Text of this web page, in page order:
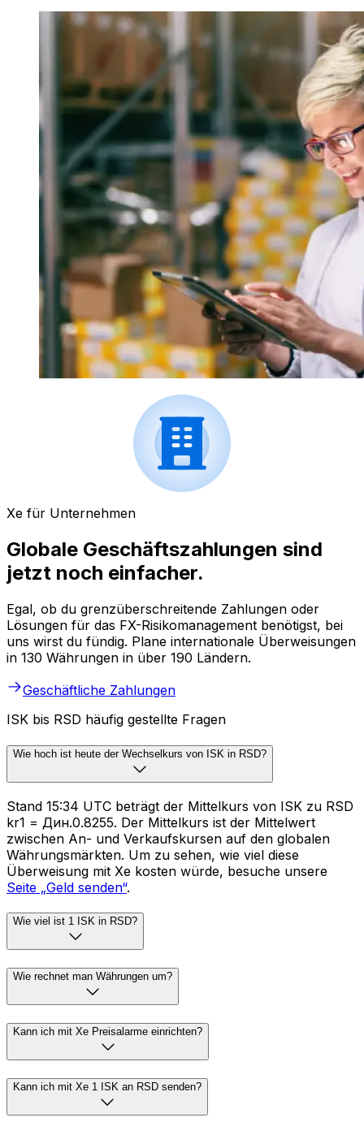
Xe für Unternehmen
Globale Geschäftszahlungen sind
jetzt noch einfacher.
Egal, ob du grenzüberschreitende Zahlungen oder
Lösungen für das FX-Risikomanagement benötigst, bei
uns wirst du fündig. Plane internationale Überweisungen
in 130 Währungen in über 190 Ländern.
Geschäftliche Zahlungen
ISK bis RSD häufig gestellte Fragen
Wie hoch ist heute der Wechselkurs von ISK in RSD?
Stand 15:34 UTC beträgt der Mittelkurs von ISK zu RSD
kr1 = Дин.0.8255. Der Mittelkurs ist der Mittelwert
zwischen An- und Verkaufskursen auf den globalen
Währungsmärkten. Um zu sehen, wie viel diese
Überweisung mit Xe kosten würde, besuche unsere
Seite „Geld senden“.
Wie viel ist 1 ISK in RSD?
Wie rechnet man Währungen um?
Kann ich mit Xe Preisalarme einrichten?
Kann ich mit Xe 1 ISK an RSD senden?